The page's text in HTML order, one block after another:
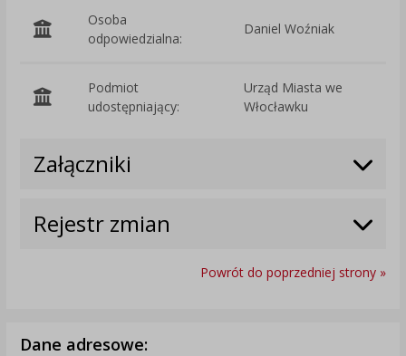
Osoba
odpowiedzialna:
Daniel Woźniak
Podmiot
udostępniający:
Urząd Miasta we
Włocławku
Załączniki
Rejestr zmian
Powrót do poprzedniej strony »
Dane adresowe: